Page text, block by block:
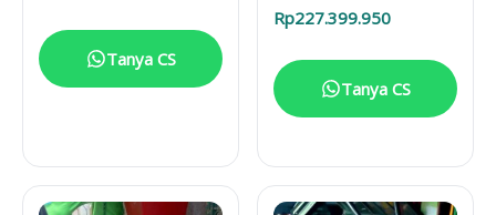
Tanya CS
Rp227.399.950
Tanya CS